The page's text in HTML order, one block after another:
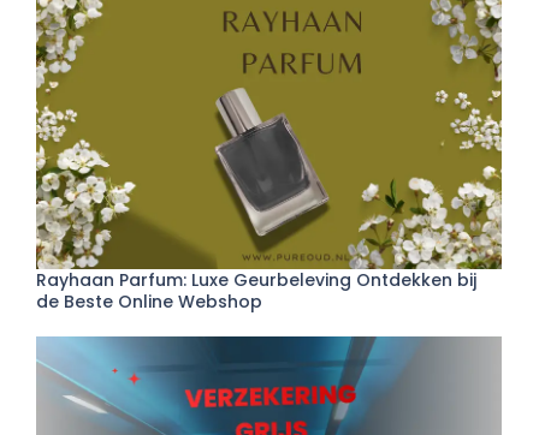
Rayhaan Parfum: Luxe Geurbeleving Ontdekken bij
de Beste Online Webshop